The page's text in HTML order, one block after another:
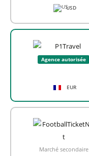
USD
Agence autorisée
EUR
Marché secondaire